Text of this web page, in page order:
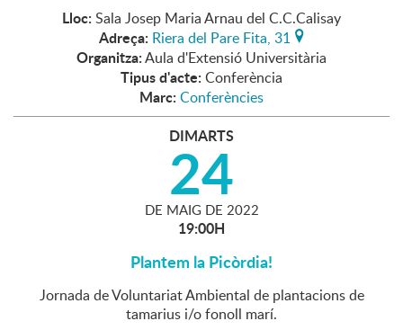
Lloc: Sala Josep Maria Arnau del C.C.Calisay
Adreça: Riera del Pare Fita, 31
Organitza:Aula d'Extensió Universitària
Tipus d'acte: Conferència
Marc: Conferències
DIMARTS
24
DE MAIG DE 2022
19:00H
Plantem la Picòrdia!
Jornada de Voluntariat Ambiental de plantacions de
tamarius i/o fonoll marí.